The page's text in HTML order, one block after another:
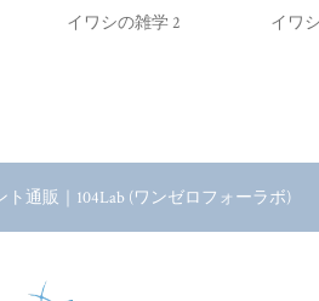
イワシの雑学 2 イワ
ト通販｜104Lab (ワンゼロフォーラボ)